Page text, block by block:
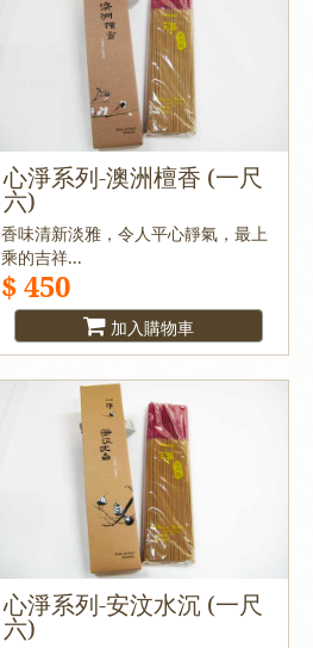
心淨系列-澳洲檀香 (一尺
六)
香味清新淡雅，令人平心靜氣，最上
乘的吉祥...
$ 450
加入購物車
心淨系列-安汶水沉 (一尺
六)